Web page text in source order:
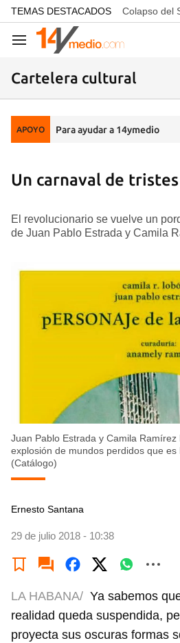
common.go-to-content
TEMAS DESTACADOS Colapso del
Navegación
Cartelera cultural
APOYO Para ayudar a 14ymedio
Un carnaval de
El revolucionario se vuelve un
de Juan Pablo Estrada y Camila
Juan Pablo Estrada y Camila
explosión de mundos perdidos que es
(Catálogo)
Ernesto Santana
29 de julio 2018 - 10:38
LA HABANA/ Ya sabemos
realidad queda suspendida,
proyecta sus oscuras formas